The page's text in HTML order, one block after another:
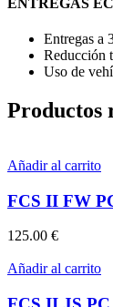
Entregas a
Reducción
Uso de
Productos
Añadir al carrito
FCS II FW
125.00 €
Añadir al carrito